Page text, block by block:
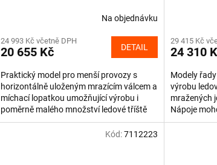
Na objednávku
24 993 Kč včetně DPH
20 655 Kč DETAIL
Praktický model pro menší provozy s
horizontálně uloženým mrazícím válcem a
míchací lopatkou umožňující výrobu i
poměrně malého množství ledové tříště
(granity). Zařízení je...
29 415 Kč
24 310
Modely
výrobu
mražených
Nápoje
bázi s
Kód:7112223